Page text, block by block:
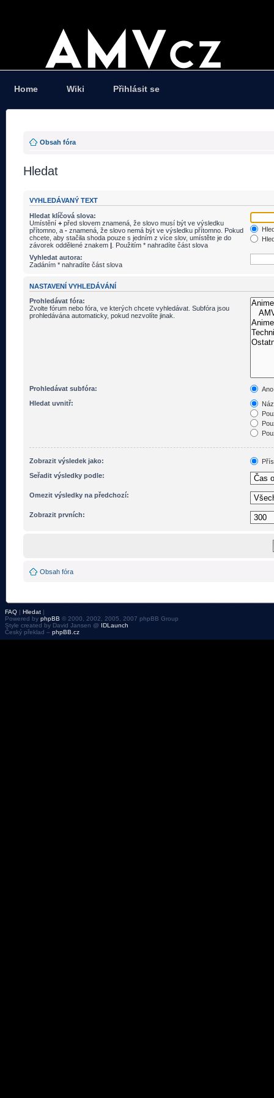
Home Wiki Přihlásit se
Obsah fóra
Hledat
VYHLEDÁVANÝ TEXT
Hledat klíčová slova:
Umístění + před slovem znamená, že slovo musí být ve výsledku
přítomno, a - znamená, že slovo nemá být ve výsledku přítomno. Pokud
chcete, aby stačila shoda pouze s jedním z více slov, umístěte je do
závorek oddělené znakem | . Použitím * nahradíte část slova
Vyhledat autora:
Zadáním * nahradíte část slova
NASTAVENÍ VYHLEDÁVÁNÍ
Prohledávat fóra:
Zvolte fórum nebo fóra, ve kterých chcete vyhledávat. Subfóra jsou
prohledávána automaticky, pokud nezvolíte jinak.
Prohledávat subfóra:
Ano
Hledat uvnitř:
Zobrazit výsledek jako:
Seřadit výsledky podle:
Omezit výsledky na předchozí:
Zobrazit prvních:
Obsah fóra
FAQ | Hledat |
Powered by phpBB © 2000, 2002, 2005, 2007 phpBB Group
Style created by David Jansen @ IDLaunch
Český překlad – phpBB.cz